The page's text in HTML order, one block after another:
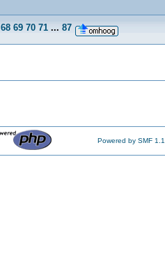
68 69 70 71 ... 87
Powered by SMF